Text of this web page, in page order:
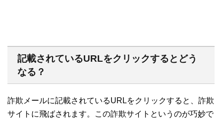
記載されているURLをクリックするとどう
なる？
詐欺メールに記載されているURLをクリックすると、詐欺
サイトに飛ばされます。この詐欺サイトというのが巧妙で